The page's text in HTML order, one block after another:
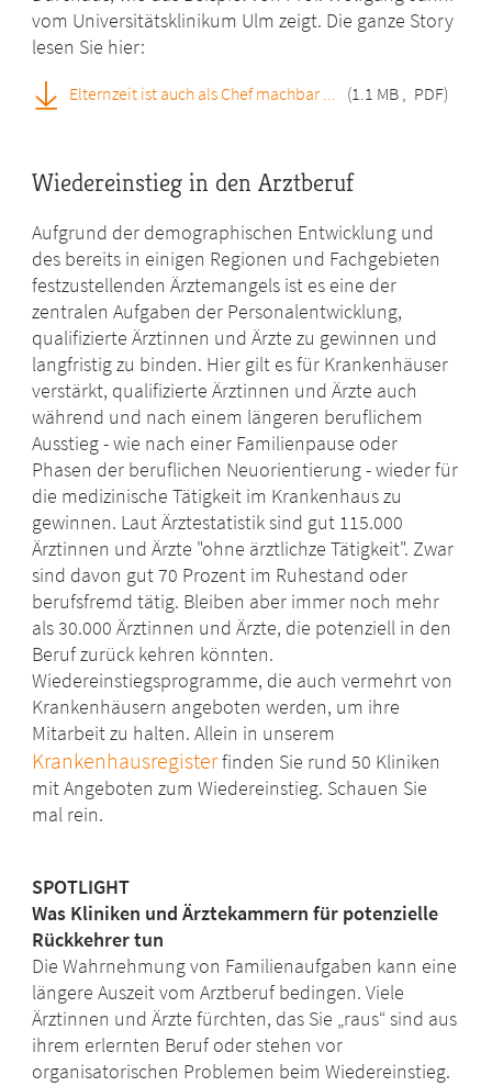
vom Universitätsklinikum Ulm zeigt. Die ganze Story
lesen Sie hier:
Elternzeit ist auch als Chef machbar ... (1.1 MB , PDF)
Wiedereinstieg in den Arztberuf
Aufgrund der demographischen Entwicklung und
des bereits in einigen Regionen und Fachgebieten
festzustellenden Ärztemangels ist es eine der
zentralen Aufgaben der Personalentwicklung,
qualifizierte Ärztinnen und Ärzte zu gewinnen und
langfristig zu binden. Hier gilt es für Krankenhäuser
verstärkt, qualifizierte Ärztinnen und Ärzte auch
während und nach einem längeren beruflichem
Ausstieg - wie nach einer Familienpause oder
Phasen der beruflichen Neuorientierung - wieder für
die medizinische Tätigkeit im Krankenhaus zu
gewinnen. Laut Ärztestatistik sind gut 115.000
Ärztinnen und Ärzte "ohne ärztlichze Tätigkeit". Zwar
sind davon gut 70 Prozent im Ruhestand oder
berufsfremd tätig. Bleiben aber immer noch mehr
als 30.000 Ärztinnen und Ärzte, die potenziell in den
Beruf zurück kehren könnten.
Wiedereinstiegsprogramme, die auch vermehrt von
Krankenhäusern angeboten werden, um ihre
Mitarbeit zu halten. Allein in unserem
Krankenhausregisterfinden Sie rund 50 Kliniken
mit Angeboten zum Wiedereinstieg. Schauen Sie
mal rein.
SPOTLIGHT
Was Kliniken und Ärztekammern für potenzielle
Rückkehrer tun
Die Wahrnehmung von Familienaufgaben kann eine
längere Auszeit vom Arztberuf bedingen. Viele
Ärztinnen und Ärzte fürchten, das Sie „raus“ sind aus
ihrem erlernten Beruf oder stehen vor
organisatorischen Problemen beim Wiedereinstieg.